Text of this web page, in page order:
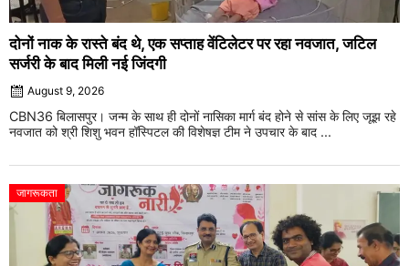
दोनों नाक के रास्ते बंद थे, एक सप्ताह वेंटिलेटर पर रहा नवजात, जटिल
सर्जरी के बाद मिली नई जिंदगी
August 9, 2026
CBN36 बिलासपुर। जन्म के साथ ही दोनों नासिका मार्ग बंद होने से सांस के लिए जूझ रहे
नवजात को श्री शिशु भवन हॉस्पिटल की विशेषज्ञ टीम ने उपचार के बाद ...
जागरूकता